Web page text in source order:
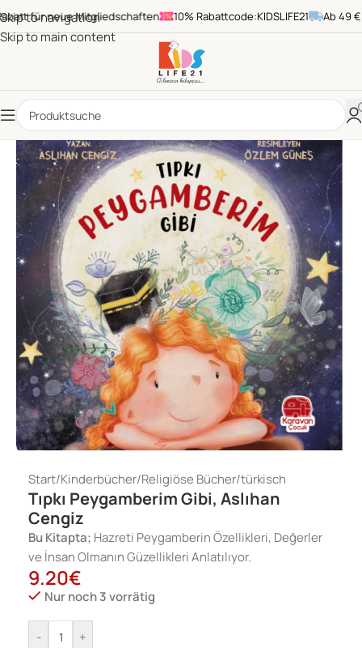
Skip to navigation
Skip to main content
für neue Mitgliedschaften 10% Rabattcode:KIDSLIFE21 Ab 49 €
Start/Kinderbücher/Religiöse Bücher/türkisch
Tıpkı Peygamberim Gibi, Aslıhan
Cengiz
Bu Kitapta; Hazreti Peygamberin Özellikleri, Değerler
ve İnsan Olmanın Güzellikleri Anlatılıyor.
9.20€
Nur noch 3 vorrätig
- +